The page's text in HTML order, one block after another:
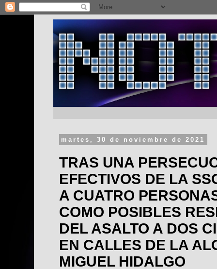
martes, 30 de noviembre de 2021
TRAS UNA
EFECTIVOS DE LA
A CUATRO
COMO POSIBLES
DEL ASALTO A DOS
EN CALLES DE LA
MIGUEL HIDALGO